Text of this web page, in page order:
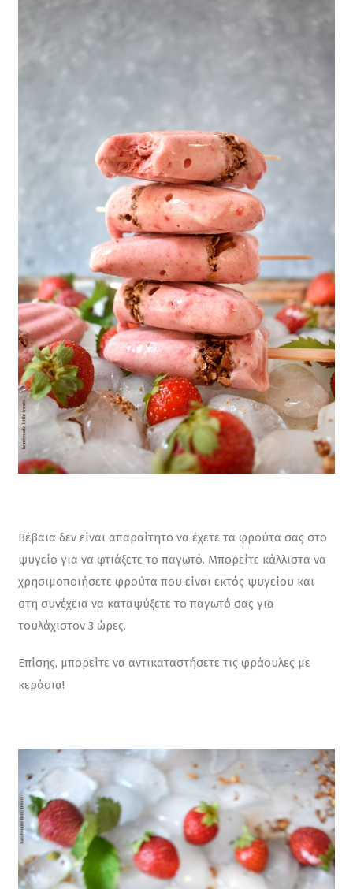
Βέβαια δεν είναι απαραίτητο να έχετε τα φρούτα σας στο
ψυγείο για να φτιάξετε το παγωτό. Μπορείτε κάλλιστα να
χρησιμοποιήσετε φρούτα που είναι εκτός ψυγείου και
στη συνέχεια να καταψύξετε το παγωτό σας για
τουλάχιστον 3 ώρες.
Επίσης, μπορείτε να αντικαταστήσετε τις φράουλες με
κεράσια!